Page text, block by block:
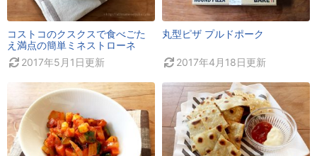
コストコのクスクスで食べごた
え満点の簡単ミネストローネ
2017年5月1日更新
丸型ピザ プルドポーク
2017年4月18日更新